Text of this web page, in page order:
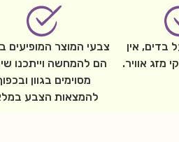
בדים, אין
מזג אוויר.
צבעי המוצר המופיעים
הם להמחשה וייתכנו
מסוימים בגוון
להמצאות הצבע